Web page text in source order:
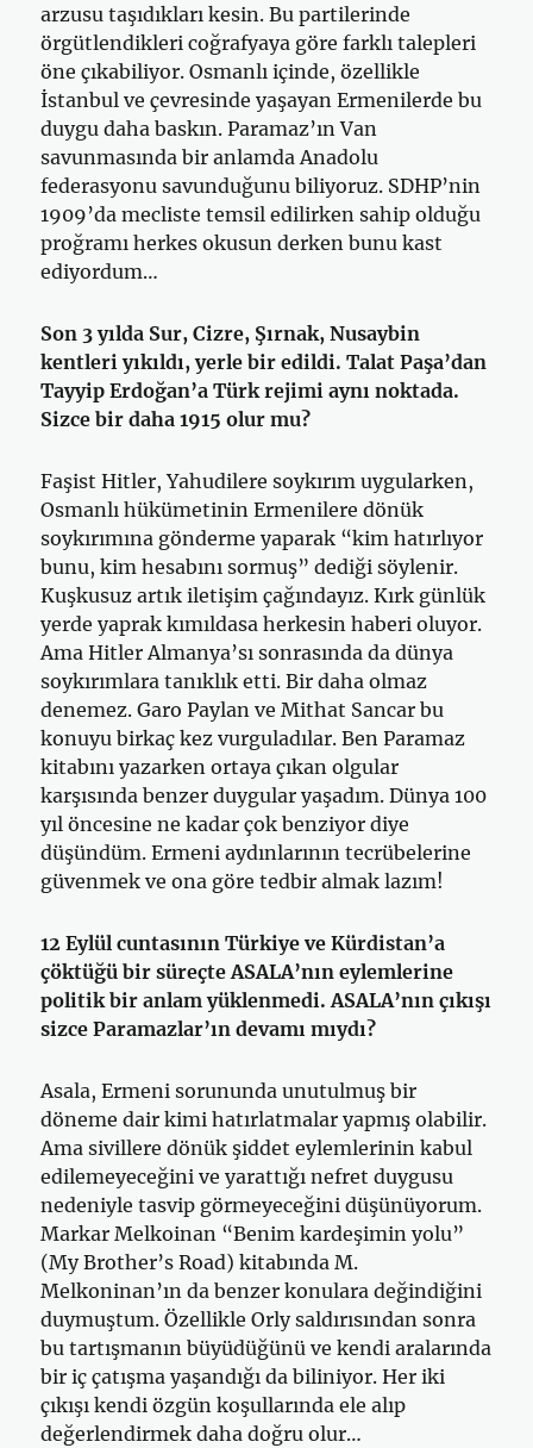
arzusu taşıdıkları kesin. Bu partilerinde
örgütlendikleri coğrafyaya göre farklı talepleri
öne çıkabiliyor. Osmanlı içinde, özellikle
İstanbul ve çevresinde yaşayan Ermenilerde bu
duygu daha baskın. Paramaz’ın Van
savunmasında bir anlamda Anadolu
federasyonu savunduğunu biliyoruz. SDHP’nin
1909’da mecliste temsil edilirken sahip olduğu
proğramı herkes okusun derken bunu kast
ediyordum…
Son 3 yılda Sur, Cizre, Şırnak, Nusaybin
kentleri yıkıldı, yerle bir edildi. Talat Paşa’dan
Tayyip Erdoğan’a Türk rejimi aynı noktada.
Sizce bir daha 1915 olur mu?
Faşist Hitler, Yahudilere soykırım uygularken,
Osmanlı hükümetinin Ermenilere dönük
soykırımına gönderme yaparak “kim hatırlıyor
bunu, kim hesabını sormuş” dediği söylenir.
Kuşkusuz artık iletişim çağındayız. Kırk günlük
yerde yaprak kımıldasa herkesin haberi oluyor.
Ama Hitler Almanya’sı sonrasında da dünya
soykırımlara tanıklık etti. Bir daha olmaz
denemez. Garo Paylan ve Mithat Sancar bu
konuyu birkaç kez vurguladılar. Ben Paramaz
kitabını yazarken ortaya çıkan olgular
karşısında benzer duygular yaşadım. Dünya 100
yıl öncesine ne kadar çok benziyor diye
düşündüm. Ermeni aydınlarının tecrübelerine
güvenmek ve ona göre tedbir almak lazım!
12 Eylül cuntasının Türkiye ve Kürdistan’a
çöktüğü bir süreçte ASALA’nın eylemlerine
politik bir anlam yüklenmedi. ASALA’nın çıkışı
sizce Paramazlar’ın devamı mıydı?
Asala, Ermeni sorununda unutulmuş bir
döneme dair kimi hatırlatmalar yapmış olabilir.
Ama sivillere dönük şiddet eylemlerinin kabul
edilemeyeceğini ve yarattığı nefret duygusu
nedeniyle tasvip görmeyeceğini düşünüyorum.
Markar Melkoinan “Benim kardeşimin yolu”
(My Brother’s Road) kitabında M.
Melkoninan’ın da benzer konulara değindiğini
duymuştum. Özellikle Orly saldırısından sonra
bu tartışmanın büyüdüğünü ve kendi aralarında
bir iç çatışma yaşandığı da biliniyor. Her iki
çıkışı kendi özgün koşullarında ele alıp
değerlendirmek daha doğru olur…